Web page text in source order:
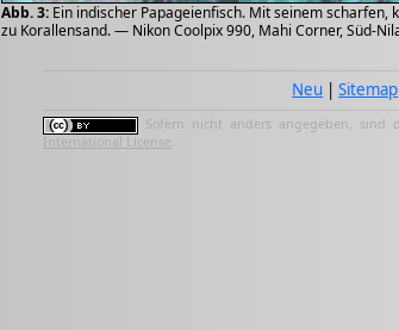
Abb. 3: Ein indischer Papageienfisch. Mit seinem
zu Korallensand. — Nikon Coolpix 990, Mahi Corner, Süd-
Neu |Sitemap
Sofern nicht anders angegeben, sind
International License